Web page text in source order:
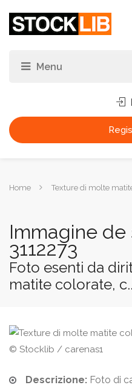
TuHome Texture di molte
Immagine de
3112273
Foto esenti da
matite colorate,
© Stocklib / carenas1
Descrizione: Foto di